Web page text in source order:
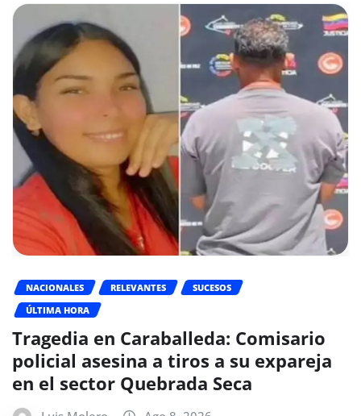
NACIONALES RELEVANTES
SUCESOS
ÚLTIMA HORA
Tragedia en Caraballeda: Comisario
policial asesina a tiros a su expareja
en el sector Quebrada Seca